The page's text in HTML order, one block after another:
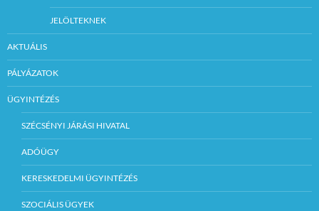
JELÖLTEKNEK
AKTUÁLIS
PÁLYÁZATOK
ÜGYINTÉZÉS
SZÉCSÉNYI JÁRÁSI HIVATAL
ADÓÜGY
KERESKEDELMI ÜGYINTÉZÉS
SZOCIÁLIS ÜGYEK